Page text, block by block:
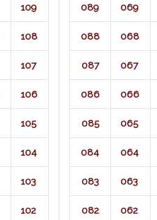
109
108
107
106
105
104
103
102
089 069
088 068
087 067
086 066
085 065
084 064
083 063
082 062